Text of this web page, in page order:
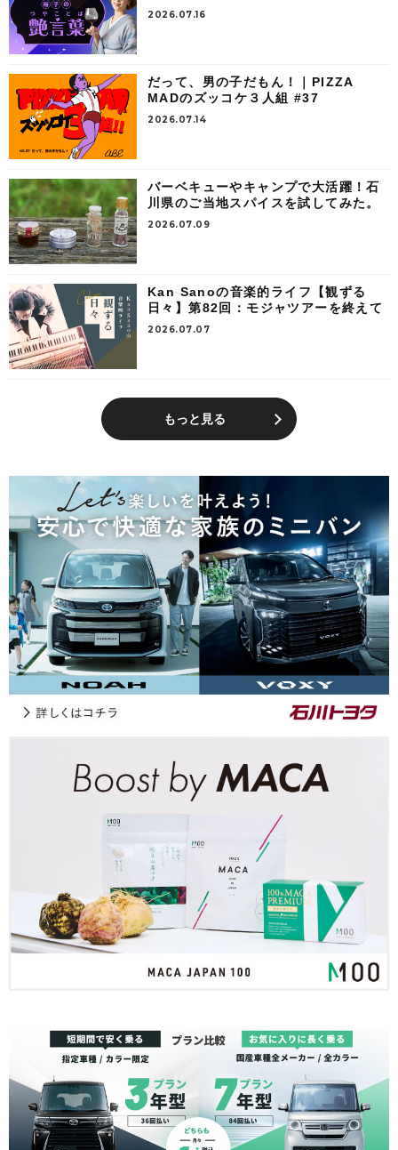
2026.07.16
だって、男の子だもん！｜PIZZA
MADのズッコケ３人組 #37
2026.07.14
バーベキューやキャンプで大活躍！石
川県のご当地スパイスを試してみた。
2026.07.09
Kan Sanoの音楽的ライフ【観ずる
日々】第82回：モジャツアーを終えて
2026.07.07
もっと見る